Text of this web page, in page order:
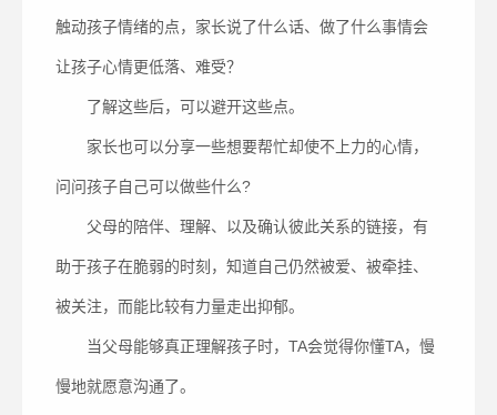
触动孩子情绪的点，家长说了什么话、做了什么事情会
让孩子心情更低落、难受？
了解这些后，可以避开这些点。
家长也可以分享一些想要帮忙却使不上力的心情，
问问孩子自己可以做些什么?
父母的陪伴、理解、以及确认彼此关系的链接，有
助于孩子在脆弱的时刻，知道自己仍然被爱、被牵挂、
被关注，而能比较有力量走出抑郁。
当父母能够真正理解孩子时，TA会觉得你懂TA，慢
慢地就愿意沟通了。